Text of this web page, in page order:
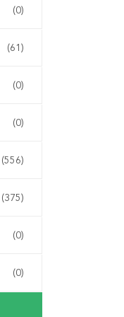
(0)
(61)
(0)
(0)
(556)
(375)
(0)
(0)